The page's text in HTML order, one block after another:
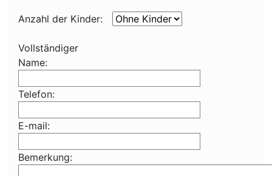
Anzahl der Kinder:
Vollständiger
Name:
Telefon:
E-mail:
Bemerkung: